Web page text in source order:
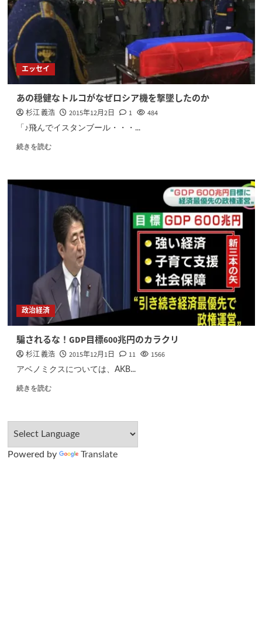
エッセイ
あの穏健なトルコがなぜロシア機を撃墜したのか
杉江 義浩 2015年12月2日 1 484
「♪飛んでイスタンブール・・・...
続きを読む
政治経済
騙されるな！GDP目標600兆円のカラクリ
杉江 義浩 2015年12月1日 11 1566
アベノミクスについては、AKB...
続きを読む
Powered by Translate